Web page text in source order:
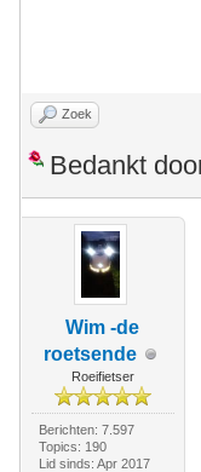
Zoek
Bedankt
Wim -de
roetsende
Roeifietser
Berichten: 7.597
Topics: 190
Lid sinds: Apr 2017